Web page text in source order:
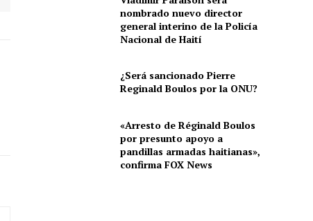
nombrado nuevo director
general interino de la Policía
Nacional de Haití
¿Será sancionado Pierre
Reginald Boulos por la ONU?
«Arresto de Réginald Boulos
por presunto apoyo a
pandillas armadas haitianas»,
confirma FOX News